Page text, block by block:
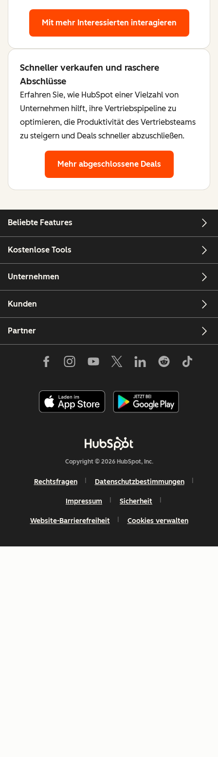
Mit mehr Interessierten interagieren
Schneller verkaufen und raschere
Abschlüsse
Erfahren Sie, wie HubSpot einer Vielzahl von
Unternehmen hilft, ihre Vertriebspipeline zu
optimieren, die Produktivität des Vertriebsteams
zu steigern und Deals schneller abzuschließen.
Mehr abgeschlossene Deals
Beliebte Features
Kostenlose Tools
Unternehmen
Kunden
Partner
Copyright © 2026 HubSpot, Inc.
Rechtsfragen Datenschutzbestimmungen
Impressum Sicherheit
Website-Barrierefreiheit Cookies verwalten